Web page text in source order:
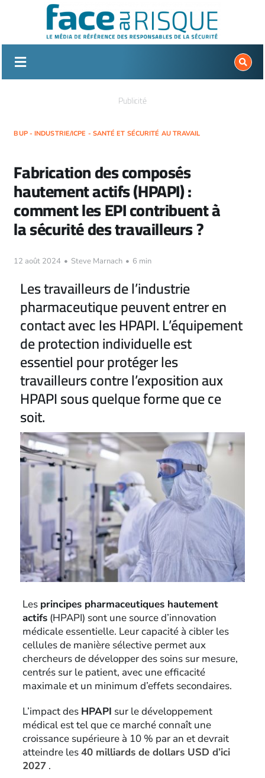
Publicité
BUP - INDUSTRIE/ICPE - SANTÉ ET SÉCURITÉ AU TRAVAIL
Fabrication des composés
hautement actifs (HPAPI) :
comment les EPI contribuent à
la sécurité des travailleurs ?
12 août 2024 • Steve Marnach • 6 min
Les travailleurs de l’industrie
pharmaceutique peuvent entrer en
contact avec les HPAPI. L’équipement
de protection individuelle est
essentiel pour protéger les
travailleurs contre l’exposition aux
HPAPI sous quelque forme que ce
soit.
Les principes pharmaceutiques hautement
actifs(HPAPI) sont une source d’innovation
médicale essentielle. Leur capacité à cibler les
cellules de manière sélective permet aux
chercheurs de développer des soins sur mesure,
centrés sur le patient, avec une efficacité
maximale et un minimum d’effets secondaires.
L’impact des HPAPI sur le développement
médical est tel que ce marché connaît une
croissance supérieure à 10 % par an et devrait
atteindre les40 milliards de dollars USD d’ici
2027.